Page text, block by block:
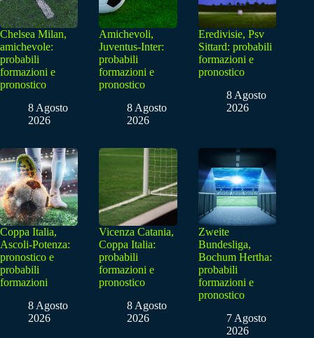
Chelsea Milan,
amichevole:
probabili
formazioni e
pronostico
8 Agosto
2026
Amichevoli,
Juventus-Inter:
probabili
formazioni e
pronostico
8 Agosto
2026
Eredivisie, Psv
Sittard: probabili
formazioni e
pronostico
8 Agosto
2026
Coppa Italia,
Ascoli-Potenza:
pronostico e
probabili
formazioni
8 Agosto
2026
Vicenza Catania,
Coppa Italia:
probabili
formazioni e
pronostico
8 Agosto
2026
Zweite
Bundesliga,
Bochum Hertha:
probabili
formazioni e
pronostico
7 Agosto
2026